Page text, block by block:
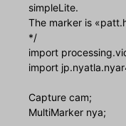
simpleLite.
The marker is
*/
import
import
Capture cam;
MultiMarker nya;